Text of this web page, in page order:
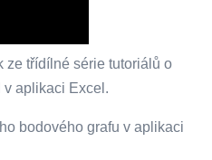
ze třídílné série tutoriálů o
aplikaci Excel.
bodového grafu v aplikaci